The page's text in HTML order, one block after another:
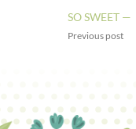
SO SWEET —
Previous post